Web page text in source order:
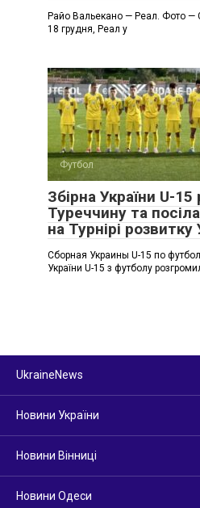
Райо Вальекано — Реал. Фото —
18 грудня, Реал у
Футбол
Збірна України U-
Туреччину та
на Турнірі
Сборная Украины U-15 по
України U-15 з футболу
UkraineNews
Новини України
Новини Вінниці
Новини Одеси